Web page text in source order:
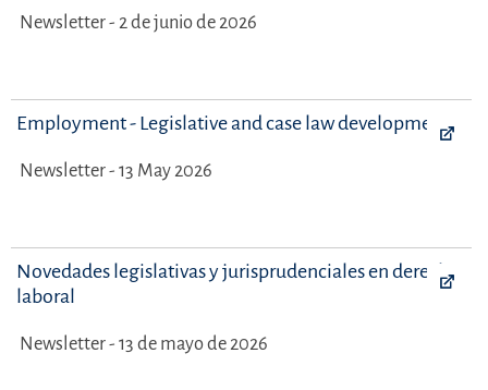
Newsletter - 2 de junio de 2026
Employment - Legislative and case law developments
Newsletter - 13 May 2026
Novedades legislativas y jurisprudenciales en derecho
laboral
Newsletter - 13 de mayo de 2026